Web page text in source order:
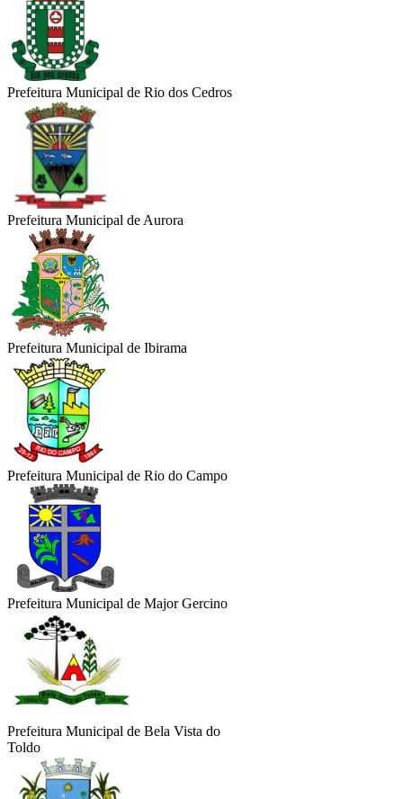
Prefeitura Municipal de Rio dos Cedros
Prefeitura Municipal de Aurora
Prefeitura Municipal de Ibirama
Prefeitura Municipal de Rio do Campo
Prefeitura Municipal de Major Gercino
Prefeitura Municipal de Bela Vista do
Toldo